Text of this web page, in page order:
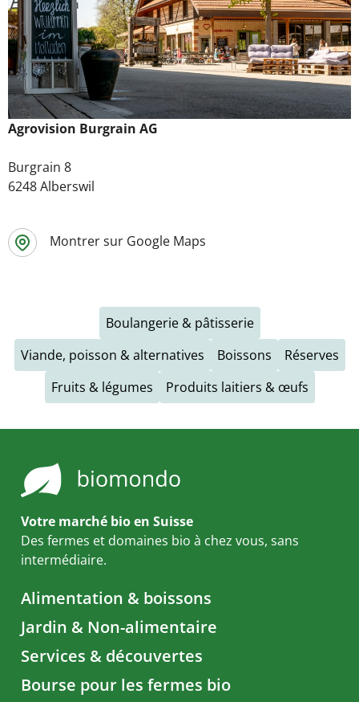
Agrovision Burgrain AG
Burgrain 8
6248 Alberswil
Montrer sur Google Maps
Boulangerie & pâtisserie
Viande, poisson & alternatives
Boissons
Réserves
Fruits & légumes
Produits laitiers & œufs
Votre marché bio en Suisse
Des fermes et domaines bio à chez vous, sans
intermédiaire.
Alimentation & boissons
Jardin & Non-alimentaire
Services & découvertes
Bourse pour les fermes bio